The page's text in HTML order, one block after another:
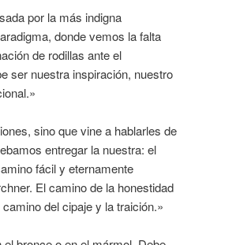
por la más indigna
donde vemos la falta
de rodillas ante el
ser nuestra inspiración, nuestro
sino que vine a hablarles de
entregar la nuestra: el
fácil y eternamente
El camino de la honestidad
del cipaje y la traición.»